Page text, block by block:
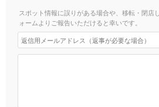
スポット情報に誤りがある場合や、移転・閉店
ォームよりご報告いただけると幸いです。